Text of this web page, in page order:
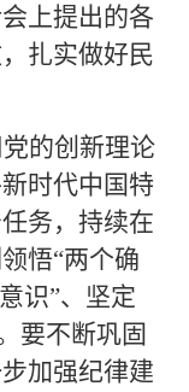
上提出的各
扎实做好民
的创新理论
时代中国特
务，持续在
悟“两个确
识”、坚定
要不断巩固
加强纪律建